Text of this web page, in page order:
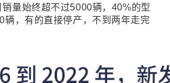
量始终超不过5000辆，40%的型
辆，有的直接停产，不到两年走完